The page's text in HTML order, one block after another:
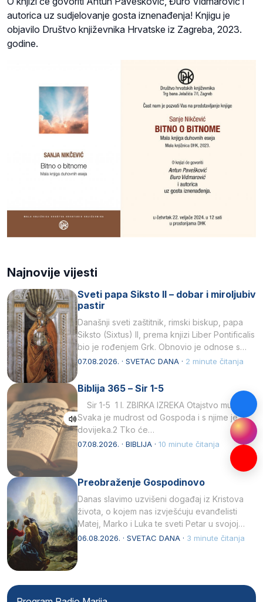
autorica uz sudjelovanje gosta iznenađenja! Knjigu je
objavilo Društvo književnika Hrvatske iz Zagreba, 2023.
godine.
Najnovije vijesti
Sveti papa Siksto II – dobar i miroljubiv
pastir
Današnji sveti zaštitnik, rimski biskup, papa
Siksto (Sixtus) II, prema knjizi Liber Pontificalis
bio je rođenjem Grk. Obnovio je odnose s
afričkim…
07.08.2026. · SVETAC DANA · 2 minute čitanja
Biblija 365 – Sir 1-5
Sir 1-5 1 I. ZBIRKA IZREKA Otajstvo mudrosti
Svaka je mudrost od Gospoda i s njime je
dovijeka.2 Tko će…
07.08.2026. · BIBLIJA · 10 minute čitanja
Preobraženje Gospodinovo
Danas slavimo uzvišeni događaj iz Kristova
života, o kojem nas izvješćuju evanđelisti
Matej, Marko i Luka te sveti Petar u svojoj
drugoj…
06.08.2026. · SVETAC DANA · 3 minute čitanja